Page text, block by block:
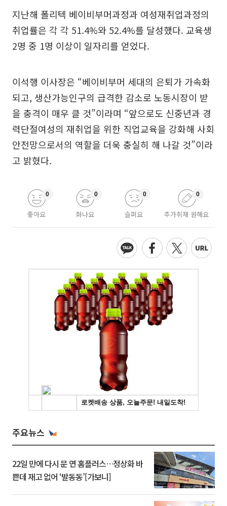
지난해 폴리텍 베이비부머과정과 여성재취업과정의
취업률은 각 각 51.4%와 52.4%를 달성했다. 교육생
2명 중 1명 이상이 일자리를 얻었다.
이석행 이사장은 “베이비부머 세대의 은퇴가 가속화
되고, 생산가능인구의 급격한 감소로 노동시장이 받
을 충격이 매우 클 것”이라며 “앞으로도 신중년과 경
력단절여성의 재취업을 위한 직업교육을 강화해 사회
안전망으로서의 역할을 더욱 충실히 해 나갈 것”이라
고 밝혔다.
좋아요
0
화나요
0
슬퍼요
0
추가취재 원해요
0
주요뉴스
22일 만에 다시 문 연 홈플러스…정상화 바
쁜데 재고 없어 ‘발동동’[가보니]